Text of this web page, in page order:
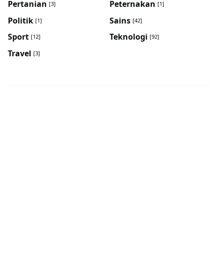
Pertanian [3] Peternakan [1]
Politik [1] Sains [42]
Sport [12] Teknologi [92]
Travel [3]